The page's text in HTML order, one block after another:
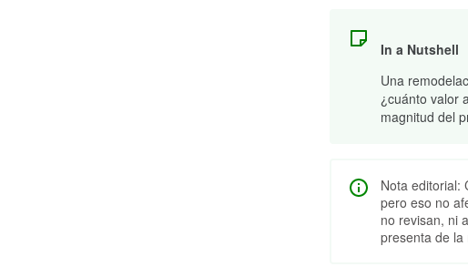
In a Nutshell
Una
¿cuánto valor
magnitud del
Nota editorial:
pero eso no
no revisan, ni
presenta de la